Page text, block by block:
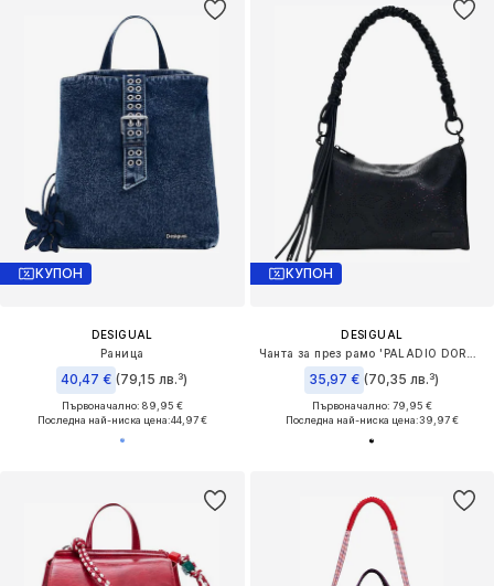
КУПОН
DESIGUAL
Раница
40,47 € (79,15 лв.³)
Първоначално: 89,95 €
Последна най-ниска цена:44,97 €
КУПОН
DESIGUAL
35,97 € (70,35 лв.³)
Първоначално: 79,95 €
Последна най-ниска цена:39,97 €